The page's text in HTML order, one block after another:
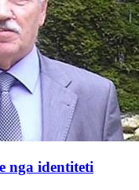
nga identiteti